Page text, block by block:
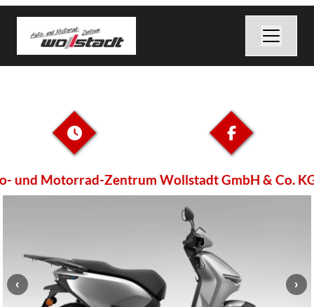
Motorrad-Zentrum Wollstadt GmbH & Co.